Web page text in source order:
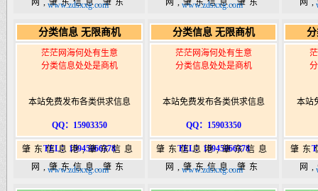
网,肇东信息,肇东
港|www.zhaodongshi.com
www.zdsxxg.com
网,肇东信息,肇东
港|www.zhaodongshi.com
www.zdsxxg.com
网
港
分类信息 无限商机
茫茫网海何处有生意
分类信息处处是商机
本站免费发布各类供求信息
QQ：15903350
TEL：15945066378
肇东信息港,肇东信息
网,肇东信息,肇东
www.zdsxxg.com
分类信息 无限商机
茫茫网海何处有生意
分类信息处处是商机
本站免费发布各类供求信息
QQ：15903350
TEL：15945066378
肇东信息港,肇东信息
网,肇东信息,肇东
www.zdsxxg.com
本站
肇东
网